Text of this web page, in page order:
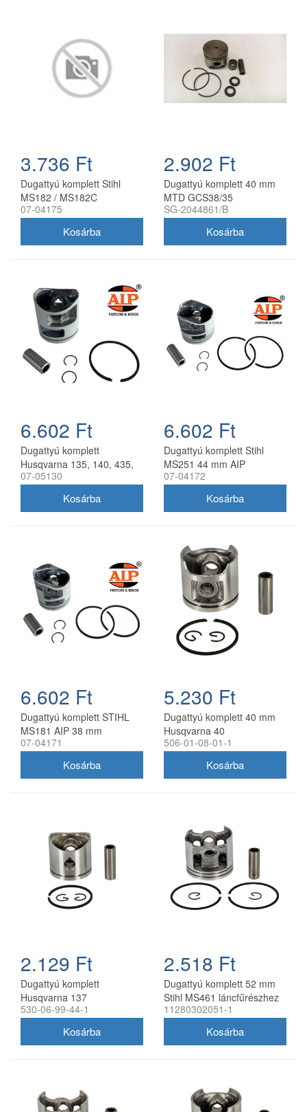
3.736 Ft
Dugattyú komplett Stihl
MS182 / MS182C
láncfűrészhez Farmertec 39
07-04175
2.902 Ft
Dugattyú komplett 40 mm
MTD GCS38/35
láncfűrészhez
SG-2044861/B
6.602 Ft
Dugattyú komplett
Husqvarna 135, 140, 435,
440 AIP 41 mm
07-05130
6.602 Ft
Dugattyú komplett Stihl
MS251 44 mm AIP
07-04172
6.602 Ft
Dugattyú komplett STIHL
MS181 AIP 38 mm
07-04171
5.230 Ft
Dugattyú komplett 40 mm
Husqvarna 40
láncfűrészhez utángyártott
506-01-08-01-1
2.129 Ft
Dugattyú komplett
Husqvarna 137
láncfűrészhez 38 mm
530-06-99-44-1
2.518 Ft
Dugattyú komplett 52 mm
Stihl MS461 láncfűrészhez
utángyártott
11280302051-1